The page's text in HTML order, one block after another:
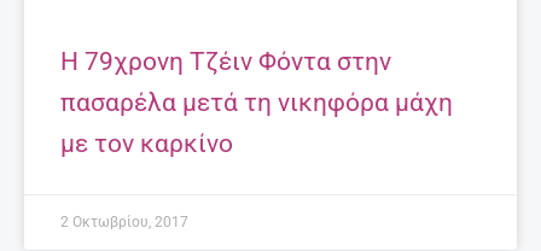
Η 79χρονη Τζέιν Φόντα στην
πασαρέλα μετά τη νικηφόρα μάχη
με τον καρκίνο
2 Οκτωβρίου, 2017